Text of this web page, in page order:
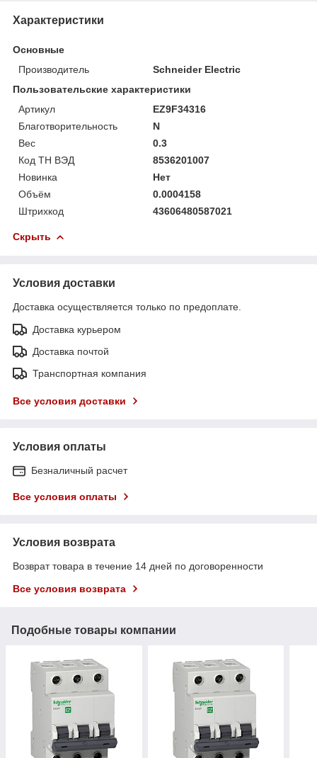
Характеристики
Основные
Производитель
Schneider Electric
Пользовательские характеристики
Артикул
EZ9F34316
Благотворительность
N
Вес
0.3
Код ТН ВЭД
8536201007
Новинка
Нет
Объём
0.0004158
Штрихкод
43606480587021
Скрыть
Условия доставки
Доставка осуществляется только по предоплате.
Доставка курьером
Доставка почтой
Транспортная компания
Все условия доставки
Условия оплаты
Безналичный расчет
Все условия оплаты
Условия возврата
Возврат товара в течение 14 дней по договоренности
Все условия возврата
Подобные товары компании